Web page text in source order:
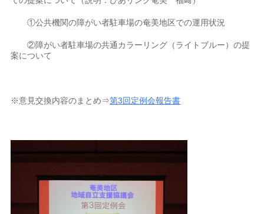
①公共機関の障がい者駐車場の奄美地区での運用状況
②障がい者駐車場の共通カラーリング（ライトブルー）の提
案について
※意見交換内容のまとめ⇒第3回定例会報告書